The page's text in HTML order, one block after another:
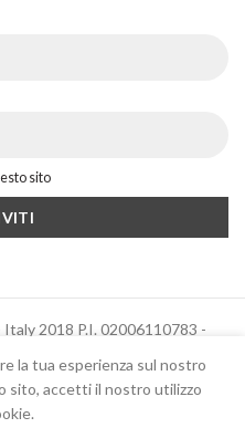
sito
2018 P.I. 02006110783 -
la tua esperienza sul nostro
sito, accetti il ​​nostro utilizzo